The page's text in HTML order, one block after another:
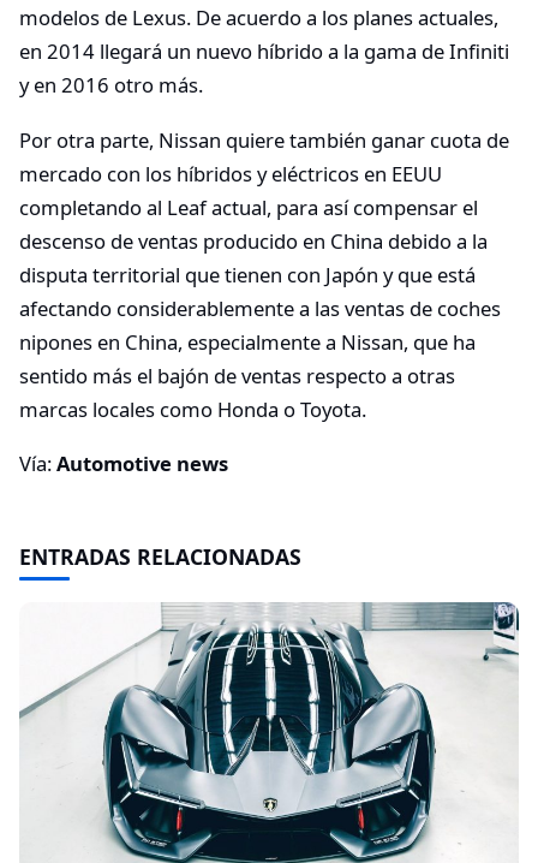
modelos de Lexus. De acuerdo a los planes actuales,
en 2014 llegará un nuevo híbrido a la gama de Infiniti
y en 2016 otro más.
Por otra parte, Nissan quiere también ganar cuota de
mercado con los híbridos y eléctricos en EEUU
completando al Leaf actual, para así compensar el
descenso de ventas producido en China debido a la
disputa territorial que tienen con Japón y que está
afectando considerablemente a las ventas de coches
nipones en China, especialmente a Nissan, que ha
sentido más el bajón de ventas respecto a otras
marcas locales como Honda o Toyota.
Vía:Automotive news
ENTRADAS RELACIONADAS